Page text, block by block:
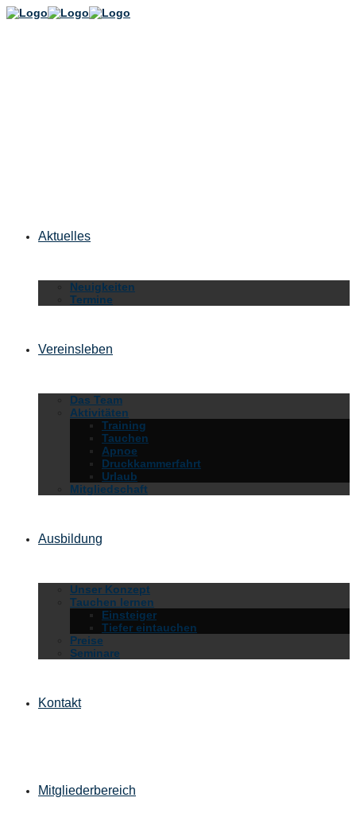
Aktuelles
Neuigkeiten
Termine
Vereinsleben
Das Team
Aktivitäten
Training
Tauchen
Apnoe
Druckkammerfahrt
Urlaub
Mitgliedschaft
Ausbildung
Unser Konzept
Tauchen lernen
Einsteiger
Tiefer eintauchen
Preise
Seminare
Kontakt
Mitgliederbereich